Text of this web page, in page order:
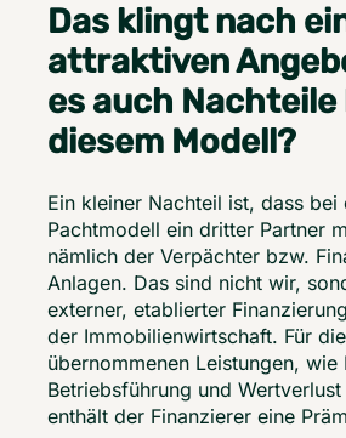
Das klingt nach
attraktiven
es auch Nachteile
diesem Modell?
Ein kleiner Nachteil ist, dass bei
Pachtmodell ein dritter Partner
nämlich der Verpächter bzw.
Anlagen. Das sind nicht wir,
externer, etablierter
der Immobilienwirtschaft. Für die
übernommenen Leistungen, wie
Betriebsführung und
enthält der Finanzierer eine